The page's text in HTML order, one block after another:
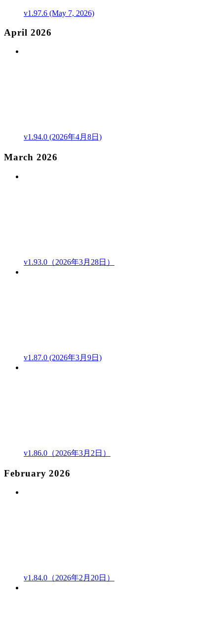
v1.97.6 (May 7, 2026)
April 2026
v1.94.0 (2026年4月8日)
March 2026
v1.93.0（2026年3月28日）
v1.87.0 (2026年3月9日)
v1.86.0（2026年3月2日）
February 2026
v1.84.0（2026年2月20日）